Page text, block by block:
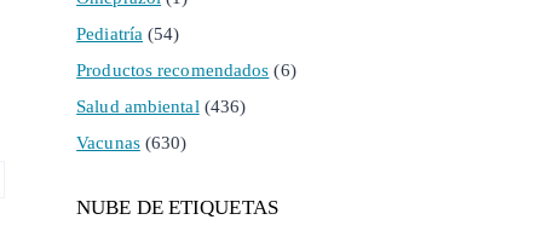
Pediatría (54)
Productos recomendados (6)
Salud ambiental (436)
Vacunas(630)
NUBE DE ETIQUETAS